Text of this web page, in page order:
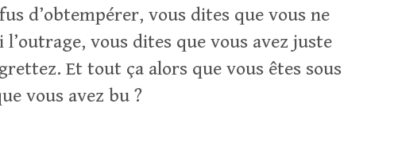
d’obtempérer, vous dites que vous ne
l’outrage, vous dites que vous avez juste
Et tout ça alors que vous êtes sous
vous avez bu ?